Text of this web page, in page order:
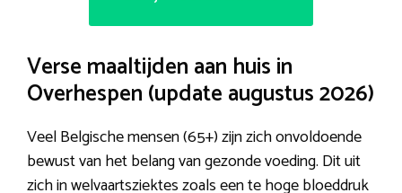
Verse maaltijden aan huis in
Overhespen (update augustus 2026)
Veel Belgische mensen (65+) zijn zich onvoldoende
bewust van het belang van gezonde voeding. Dit uit
zich in welvaartsziektes zoals een te hoge bloeddruk